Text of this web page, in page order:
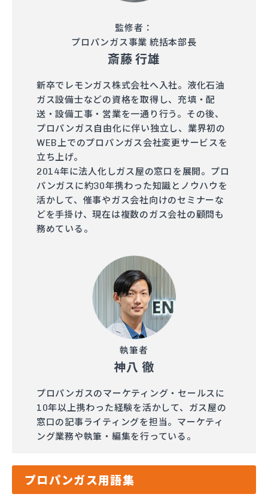
監修者：
プロパンガス事業 統括本部長
斎藤 行雄
新卒でレモンガス株式会社へ入社。液化石油
ガス設備士などの資格を取得し、充填・配
送・設備工事・営業を一通り行う。その後、
プロパンガス自由化に伴い独立し、業界初の
WEB上でのプロパンガス会社変更サービスを
立ち上げ。
2014年に法人化しガス屋の窓口を展開。プロ
パンガスに約30年携わった知識とノウハウを
活かして、催事やガス会社向けのセミナーな
どを手掛け、現在は複数のガス会社の顧問も
務めている。
執筆者
神八 徹
プロパンガスのマーケティング・セールスに
10年以上携わった経験を活かして、ガス屋の
窓口の記事ライティングを担当。マーケティ
ング業務や執筆・編集を行っている。
プロパンガス用語集